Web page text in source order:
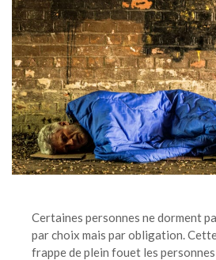
Certaines personnes ne dorment
par choix mais par obligation.
frappe de plein fouet les